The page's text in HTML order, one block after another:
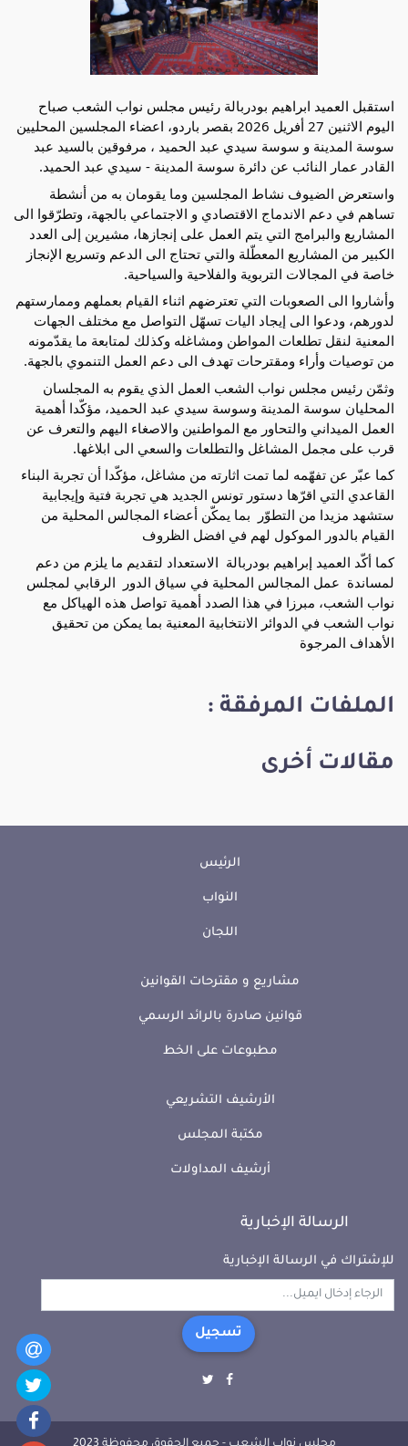
القادر عمار النائب عن دائرة سوسة المدينة - سيدي عبد الحميد.
خاصة في المجالات التربوية والفلاحية والسياحية.
من توصيات وأراء ومقترحات تهدف الى دعم العمل التنموي بالجهة.
قرب على مجمل المشاغل والتطلعات والسعي الى ابلاغها.
القيام بالدور الموكول لهم في افضل الظروف
الأهداف المرجوة
الملفات المرفقة :
مقالات أخرى
الرئيس
النواب
اللجان
مشاريع و مقترحات القوانين
قوانين صادرة بالرائد الرسمي
مطبوعات على الخط
الأرشيف التشريعي
مكتبة المجلس
أرشيف المداولات
الرسالة الإخبارية
للإشتراك في الرسالة الإخبارية
تسجيل